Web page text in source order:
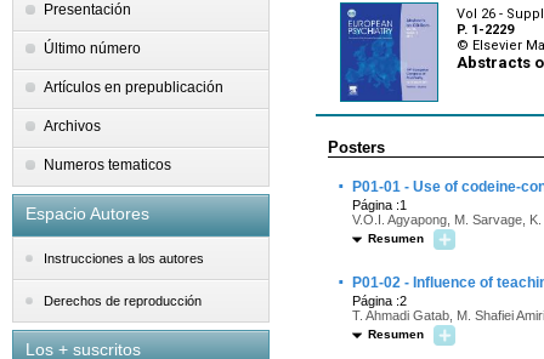
Presentación
Último número
Artículos en prepublicación
Archivos
Numeros tematicos
Espacio Autores
Instrucciones a los autores
Derechos de reproducción
Los + suscritos
Vol 26 -
P. 1-2229
© Elsevier
Abstracts
Posters
· P01-01 - Use of codeine-
Página :1
V.O.I. Agyapong, M. Sarvage,
Resumen
· P01-02 - Influence of
Página :2
T. Ahmadi Gatab, M. Shafiei Amiri
Resumen